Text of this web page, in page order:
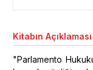
Kitabın Açıklaması
"Parlamento